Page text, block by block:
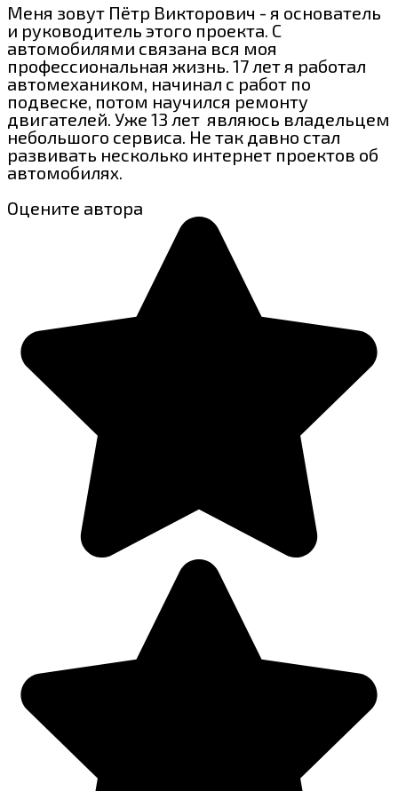
Меня зовут Пётр Викторович - я основатель
и руководитель этого проекта. С
автомобилями связана вся моя
профессиональная жизнь. 17 лет я работал
автомехаником, начинал с работ по
подвеске, потом научился ремонту
двигателей. Уже 13 лет являюсь владельцем
небольшого сервиса. Не так давно стал
развивать несколько интернет проектов об
автомобилях.
Оцените автора